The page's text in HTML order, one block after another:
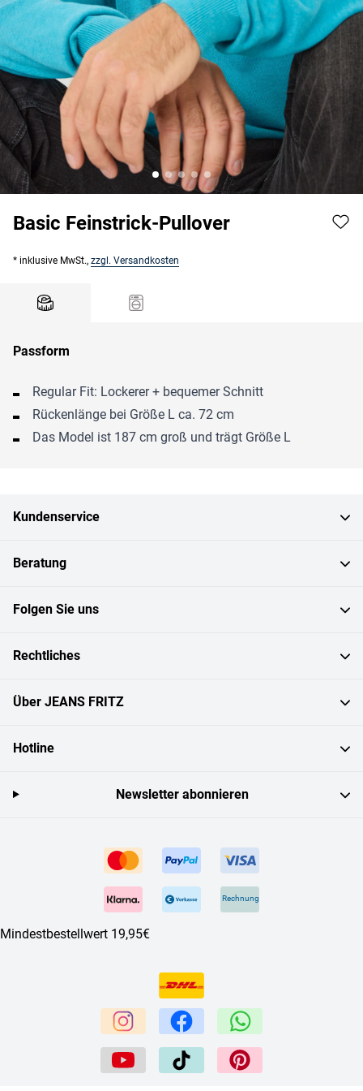
Basic Feinstrick-Pullover
* inklusive MwSt., zzgl. Versandkosten
Passform
Regular Fit: Lockerer + bequemer Schnitt
Rückenlänge bei Größe L ca. 72 cm
Das Model ist 187 cm groß und trägt Größe L
Kundenservice
Beratung
Folgen Sie uns
Rechtliches
Über JEANS FRITZ
Hotline
Rechnung
Mindestbestellwert 19,95€
Newsletter abonnieren